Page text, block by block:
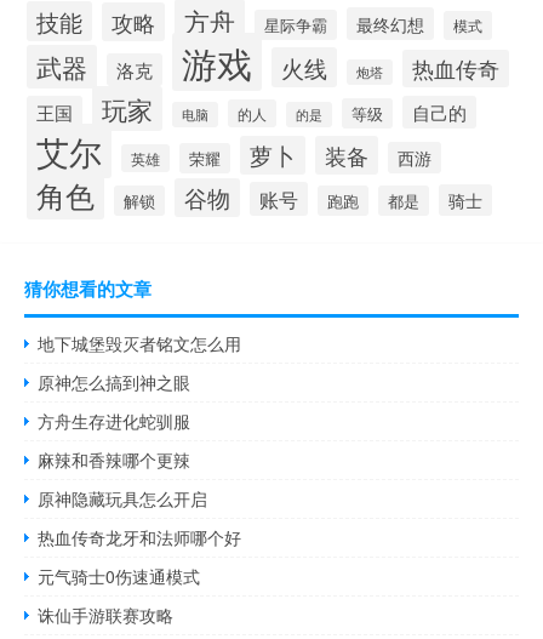
技能 攻略 方舟 星际争霸 最终幻想 模式
武器 洛克 游戏 火线 炮塔 热血传奇
王国 玩家 电脑 的人 的是 等级 自己的
艾尔 英雄 荣耀 萝卜 装备 西游
角色 解锁 谷物 账号 跑跑 都是 骑士
猜你想看的文章
地下城堡毁灭者铭文怎么用
原神怎么搞到神之眼
方舟生存进化蛇驯服
麻辣和香辣哪个更辣
原神隐藏玩具怎么开启
热血传奇龙牙和法师哪个好
元气骑士0伤速通模式
诛仙手游联赛攻略